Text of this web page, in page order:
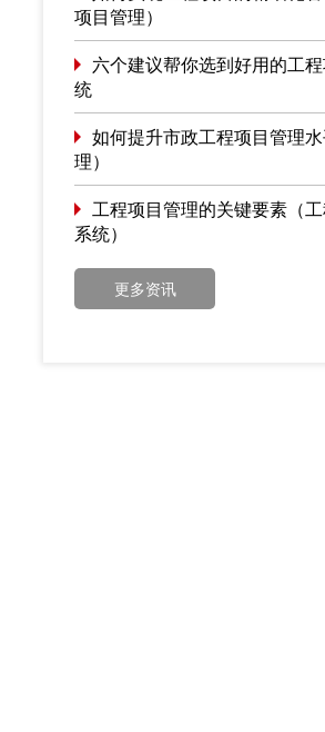
项目管理）
六个建议帮你选到好用的工
统
如何提升市政工程项目管理
理）
工程项目管理的关键要素（
系统）
更多资讯